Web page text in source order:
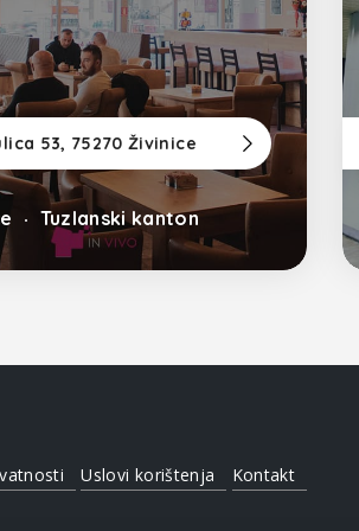
2km
53, 75270 Živinice
Tuzlanski kanton
Uslovi korištenja Kontakt